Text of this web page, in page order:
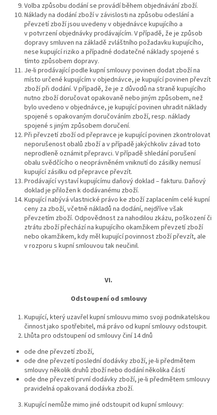
Volba způsobu dodání se provádí během objednávání zboží.
Náklady na dodání zboží v závislosti na způsobu odeslání a
převzetí zboží jsou uvedeny v objednávce kupujícího a
v potvrzení objednávky prodávajícím. V případě, že je způsob
dopravy smluven na základě zvláštního požadavku kupujícího,
nese kupující riziko a případné dodatečné náklady spojené s
tímto způsobem dopravy.
Je-li prodávající podle kupní smlouvy povinen dodat zboží na
místo určené kupujícím v objednávce, je kupující povinen převzít
zboží při dodání. V případě, že je z důvodů na straně kupujícího
nutno zboží doručovat opakovaně nebo jiným způsobem, než
bylo uvedeno v objednávce, je kupující povinen uhradit náklady
spojené s opakovaným doručováním zboží, resp. náklady
spojené s jiným způsobem doručení.
Při převzetí zboží od přepravce je kupující povinen zkontrolovat
neporušenost obalů zboží a v případě jakýchkoliv závad toto
neprodleně oznámit přepravci. V případě shledání porušení
obalu svědčícího o neoprávněném vniknutí do zásilky nemusí
kupující zásilku od přepravce převzít.
Prodávající vystaví kupujícímu daňový doklad – fakturu. Daňový
doklad je přiložen k dodávanému zboží.
Kupující nabývá vlastnické právo ke zboží zaplacením celé kupní
ceny za zboží, včetně nákladů na dodání, nejdříve však
převzetím zboží. Odpovědnost za nahodilou zkázu, poškození či
ztrátu zboží přechází na kupujícího okamžikem převzetí zboží
nebo okamžikem, kdy měl kupující povinnost zboží převzít, ale
v rozporu s kupní smlouvou tak neučinil.
VI.
Odstoupení od smlouvy
Kupující, který uzavřel kupní smlouvu mimo svoji podnikatelskou
činnost jako spotřebitel, má právo od kupní smlouvy odstoupit.
Lhůta pro odstoupení od smlouvy činí 14 dnů
ode dne převzetí zboží,
ode dne převzetí poslední dodávky zboží, je-li předmětem
smlouvy několik druhů zboží nebo dodání několika částí
ode dne převzetí první dodávky zboží, je-li předmětem smlouvy
pravidelná opakovaná dodávka zboží.
Kupující nemůže mimo jiné odstoupit od kupní smlouvy: